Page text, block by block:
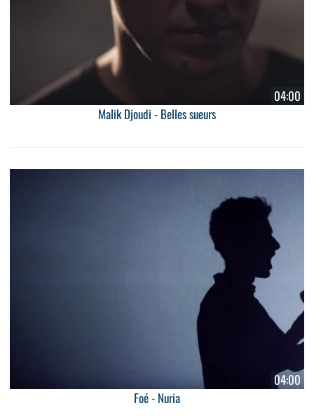
04:00
Malik Djoudi - Belles sueurs
04:00
Foé - Nuria